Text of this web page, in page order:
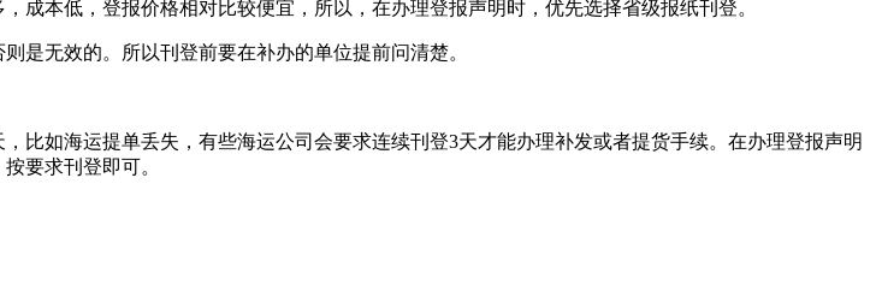
本低，登报价格相对比较便宜，所以，在办理登报声明时，优先选择省级报纸刊登。
是无效的。所以刊登前要在补办的单位提前问清楚。
比如海运提单丢失，有些海运公司会要求连续刊登3天才能办理补发或者提货手续。在办理登报声明
要求刊登即可。